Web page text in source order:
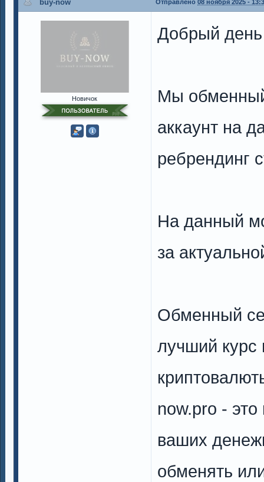
buy-now Отправлено 08 ноября 2025 -
Новичок
Добрый
Мы
аккаунт на
ребрендинг
На данный
за
Обменный
лучший курс
now.pro -
ваших
обменять